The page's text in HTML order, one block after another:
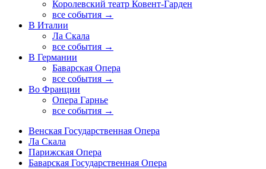
Королевский театр Ковент-Гарден
все события →
В Италии
Ла Скала
все события →
В Германии
Баварская Опера
все события →
Во Франции
Опера Гарнье
все события →
Венская Государственная Опера
Ла Скала
Парижская Опера
Баварская Государственная Опера